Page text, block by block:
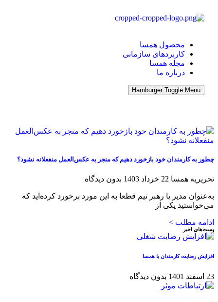
محصول همسا
کاربردهای سازمانی
مجله همسا
درباره ما
Hamburger Toggle Menu
چطور به کارمندان خود بازخورد دهیم که منجر به عکس‌العمل منفعلانه نشود؟
تحریریه همسا 22 خرداد 1403 بدون دیدگاه
به‌عنوان مدیر یا رهبر تیم قطعا به این مورد برخورد کرده‌اید که
می‌خواستید یکی از
ادامه مطلب >
پست‌های اخیر
افزایش رضایت کارمندان با همسا
23 اسفند 1401 بدون دیدگاه